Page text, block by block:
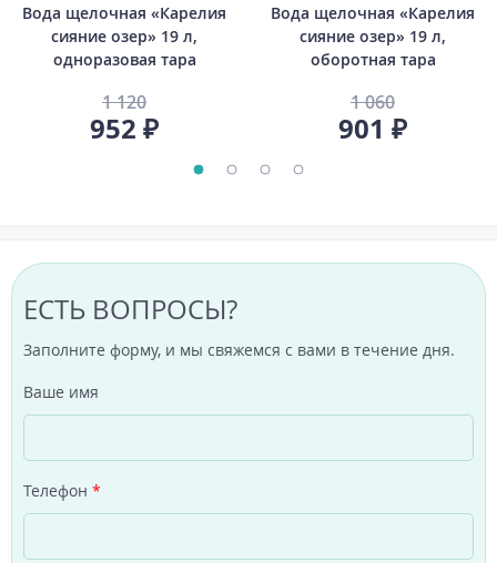
Вода щелочная «Карелия
сияние озер» 19 л,
одноразовая тара
1 120
952 ₽
Вода щелочная «Карелия
сияние озер» 19 л,
оборотная тара
1 060
901 ₽
ЕСТЬ ВОПРОСЫ?
Заполните форму, и мы свяжемся с вами в течение дня.
Ваше имя
Телефон *